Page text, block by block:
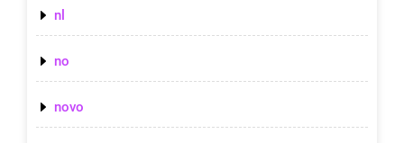
nl
no
novo